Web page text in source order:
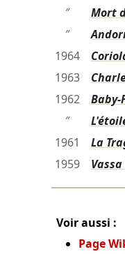
″
Mort
″
1964
1963
1962
Baby-
″
1961
La
1959
Voir aussi :
Page